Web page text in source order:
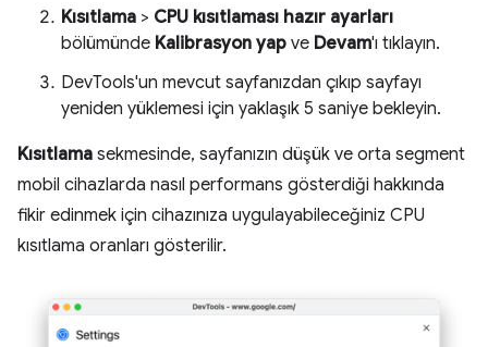
Kısıtlama > CPU kısıtlaması hazır ayarları
bölümünde Kalibrasyon yap ve Devam'ı tıklayın.
DevTools'un mevcut sayfanızdan çıkıp sayfayı
yeniden yüklemesi için yaklaşık 5 saniye bekleyin.
Kısıtlama sekmesinde, sayfanızın düşük ve orta segment
mobil cihazlarda nasıl performans gösterdiği hakkında
fikir edinmek için cihazınıza uygulayabileceğiniz CPU
kısıtlama oranları gösterilir.